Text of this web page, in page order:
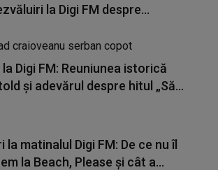
la Digi FM despre...
Digi FM: Reuniunea istorică
și adevărul despre hitul „Să...
la matinalul Digi FM: De ce nu îl
la Beach, Please și cât a...